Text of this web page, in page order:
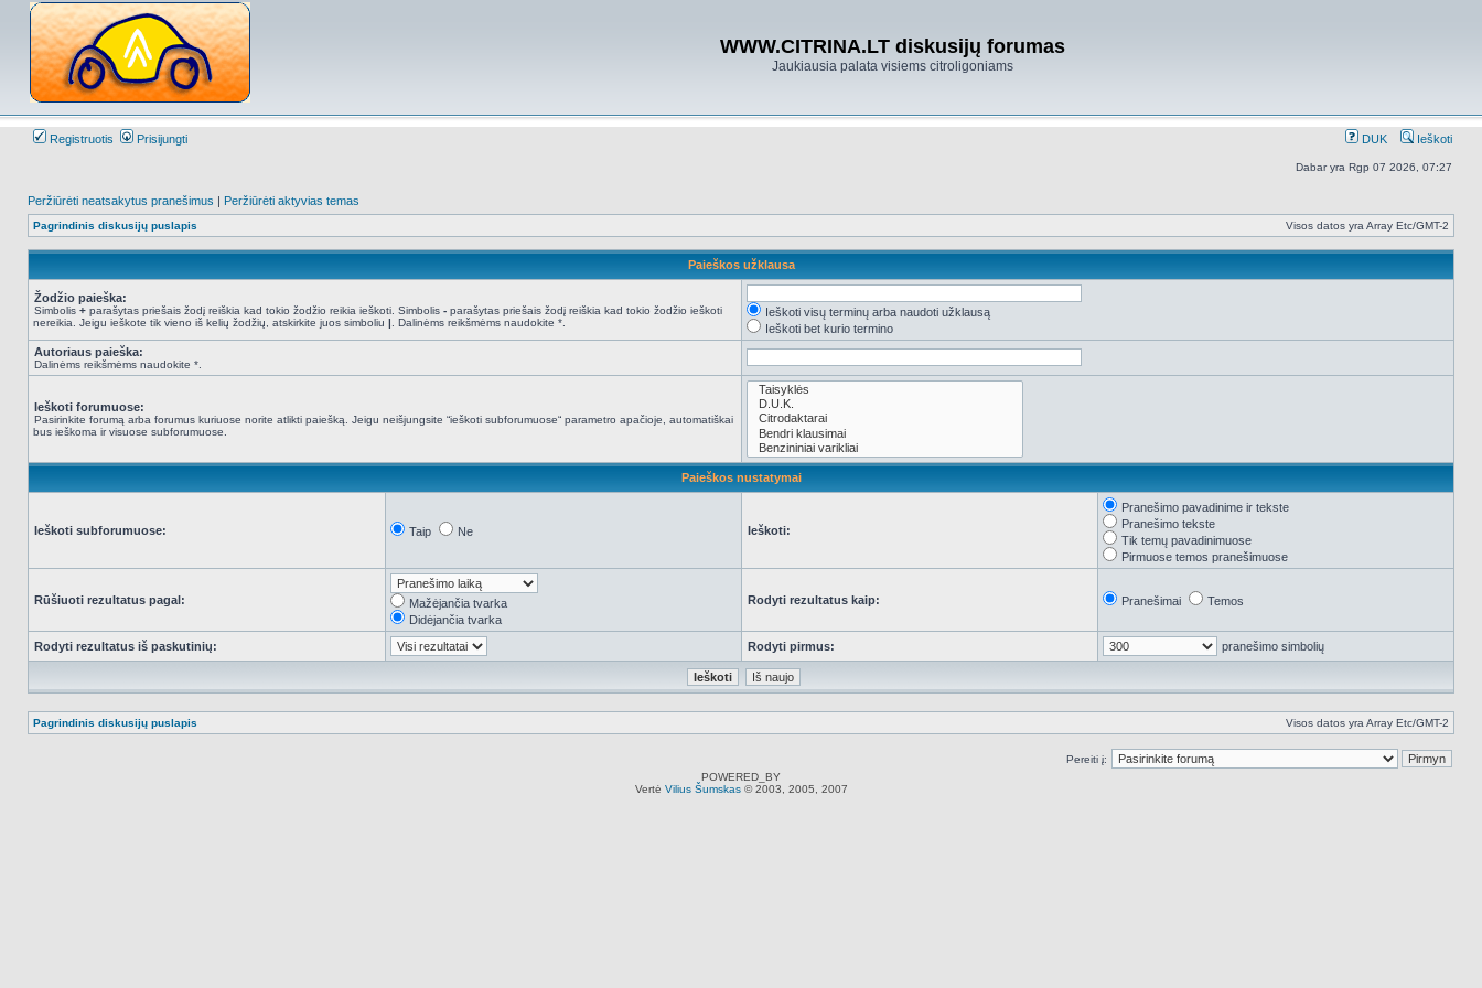
WWW.CITRINA.LT diskusijų forumas
Jaukiausia palata visiems citroligoniams
Registruotis Prisijungti DUK Ieškoti
Dabar yra Rgp 07 2026, 07:27
Peržiūrėti neatsakytus pranešimus | Peržiūrėti aktyvias temas
Pagrindinis diskusijų puslapis Visos datos yra Array Etc/GMT-2
Paieškos užklausa
Žodžio paieška:
Simbolis + parašytas priešais žodį reiškia kad tokio žodžio reikia ieškoti. Simbolis - parašytas priešais žodį reiškia kad tokio žodžio ieškoti
nereikia. Jeigu ieškote tik vieno iš kelių žodžių, atskirkite juos simboliu | . Dalinėms reikšmėms naudokite *.
Ieškoti visų terminų arba naudoti užklausą
Ieškoti bet kurio termino
Autoriaus paieška:
Dalinėms reikšmėms naudokite *.
Ieškoti forumuose:
Pasirinkite forumą arba forumus kuriuose norite atlikti paiešką. Jeigu neišjungsite “ieškoti subforumuose“ parametro apačioje, automatiškai
bus ieškoma ir visuose subforumuose.
Paieškos nustatymai
Ieškoti subforumuose: Taip Ne Ieškoti:
Pranešimo pavadinime ir tekste
Pranešimo tekste
Tik temų pavadinimuose
Pirmuose temos pranešimuose
Rūšiuoti rezultatus pagal:
Mažėjančia tvarka
Didėjančia tvarka
Rodyti rezultatus kaip: Pranešimai Temos
Rodyti rezultatus iš paskutinių: Rodyti pirmus: pranešimo simbolių
Pagrindinis diskusijų puslapis Visos datos yra Array Etc/GMT-2
Pereiti į:
POWERED_BY
Vertė Vilius Šumskas© 2003, 2005, 2007